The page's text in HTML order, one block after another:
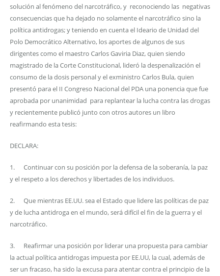
solución al fenómeno del narcotráfico, y reconociendo las negativas
consecuencias que ha dejado no solamente el narcotráfico sino la
política antidrogas; y teniendo en cuenta el Ideario de Unidad del
Polo Democrático Alternativo, los aportes de algunos de sus
dirigentes como el maestro Carlos Gaviria Diaz, quien siendo
magistrado de la Corte Constitucional, lideró la despenalización el
consumo de la dosis personal y el exministro Carlos Bula, quien
presentó para el II Congreso Nacional del PDA una ponencia que fue
aprobada por unanimidad para replantear la lucha contra las drogas
y recientemente publicó junto con otros autores un libro
reafirmando esta tesis:
DECLARA:
1. Continuar con su posición por la defensa de la soberanía, la paz
y el respeto a los derechos y libertades de los individuos.
2. Que mientras EE.UU. sea el Estado que lidere las políticas de paz
y de lucha antidroga en el mundo, será difícil el fin de la guerra y el
narcotráfico.
3. Reafirmar una posición por liderar una propuesta para cambiar
la actual política antidrogas impuesta por EE.UU, la cual, además de
ser un fracaso, ha sido la excusa para atentar contra el principio de la